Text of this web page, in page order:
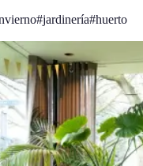
#jardinería#huerto